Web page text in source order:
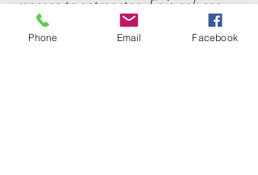
mensen te ontmoeten. Er is ook een
wandelroute door dit park, klik voor
meer informatie
hier.
Phone Email Facebook